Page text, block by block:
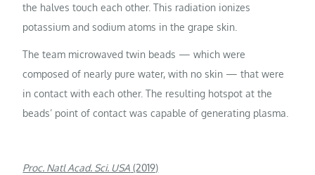
the halves touch each other. This radiation ionizes
potassium and sodium atoms in the grape skin.
The team microwaved twin beads — which were
composed of nearly pure water, with no skin — that were
in contact with each other. The resulting hotspot at the
beads’ point of contact was capable of generating plasma.
Proc. Natl Acad. Sci. USA (2019)